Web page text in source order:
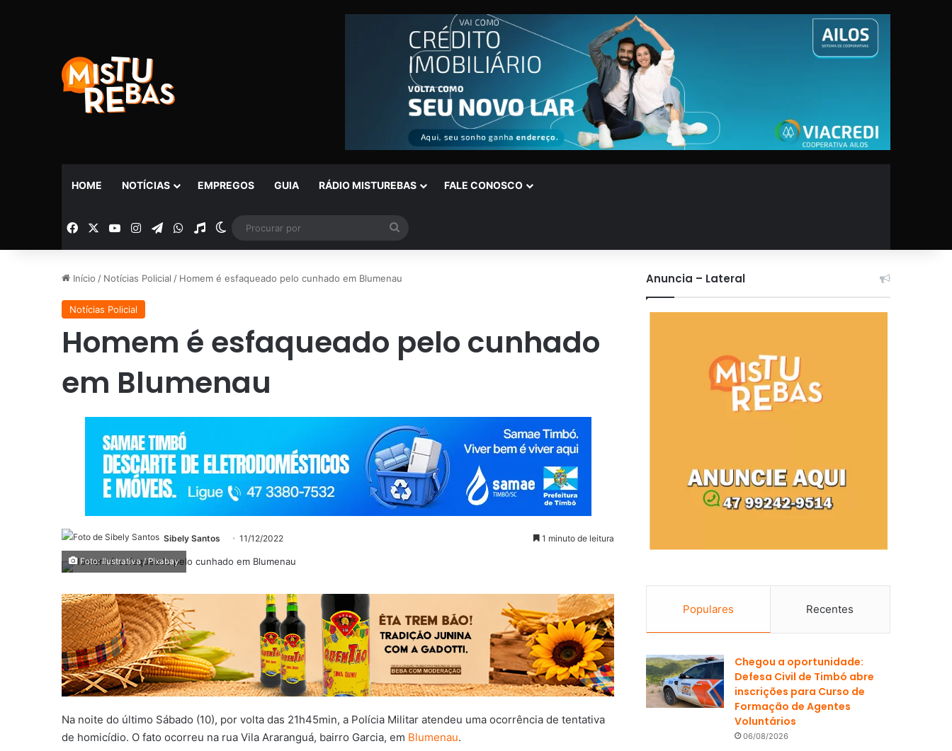
HOME NOTÍCIAS EMPREGOS GUIA RÁDIO MISTUREBAS FALE CONOSCO
Facebook YouTubeInstagramTelegramWhatsApp
Rádio Switch skin
por
Início / Notícias Policial / Homem é esfaqueado pelo cunhado em Blumenau
Notícias Policial
Homem é esfaqueado pelo cunhado
em Blumenau
Sibely Santos 11/12/2022 1 minuto de leitura
Foto: Ilustrativa / Pixabay
Na noite do último Sábado (10), por volta das 21h45min, a Polícia Militar atendeu uma ocorrência de tentativa
de homicídio. O fato ocorreu na rua Vila Araranguá, bairro Garcia, em Blumenau.
Anuncia – Lateral
Populares Recentes
Chegou a oportunidade:
Defesa Civil de Timbó abre
inscrições para Curso de
Formação de Agentes
Voluntários
06/08/2026